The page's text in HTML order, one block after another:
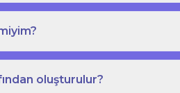
oluşturulur?